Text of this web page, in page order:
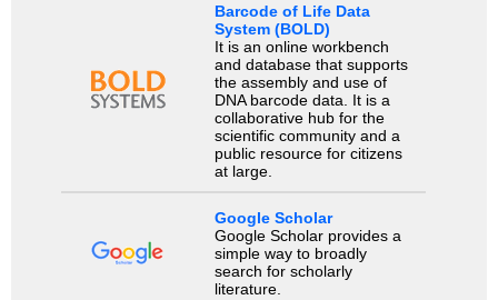
Barcode of Life Data
System (BOLD)
It is an online workbench
and database that supports
the assembly and use of
DNA barcode data. It is a
collaborative hub for the
scientific community and a
public resource for citizens
at large.
Google Scholar
Google Scholar provides a
simple way to broadly
search for scholarly
literature.